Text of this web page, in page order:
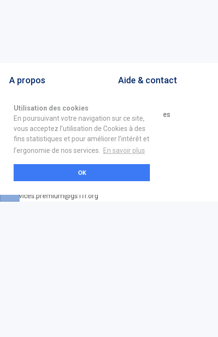
Utilisation des cookies
En poursuivant votre navigation sur ce site,
vous acceptez l’utilisation de Cookies à des
fins statistiques et pour améliorer l’intérêt et
l’ergonomie de nos services.
En savoir plus
OK
A propos
GS1 France
Devenez partenaire
Aide & contact
Mentions légales
Nous contacter
21 boulevard Haussmann
01 40 22 18 00
services.premium@gs1fr.org